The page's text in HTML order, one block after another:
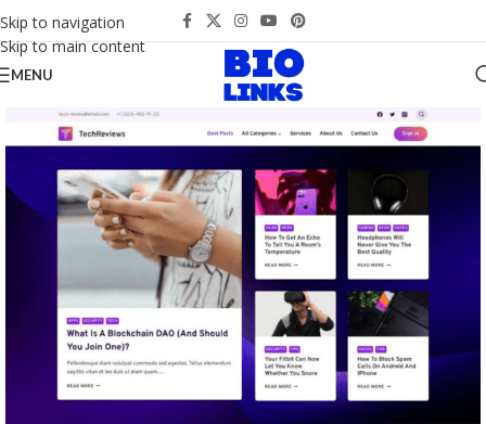
Skip to navigation
Skip to main content
MENU